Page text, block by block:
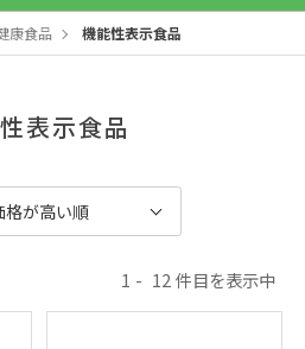
康食品 機能性表示食品
表示食品
1 12